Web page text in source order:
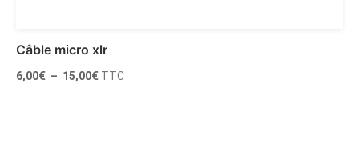
Câble micro xlr
6,00€ – 15,00€Plage
TTC